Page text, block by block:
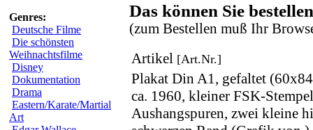
Genres:
Deutsche Filme
Die schönsten
Weihnachtsfilme
Disney
Dokumentation
Drama
Eastern/Karate/Martial
Art
Das können Sie
(zum Bestellen muß Ihr
Artikel [Art.Nr.]
Plakat Din A1, gefaltet
ca. 1960, kleiner FSK-
Aushangspuren, zwei kleine